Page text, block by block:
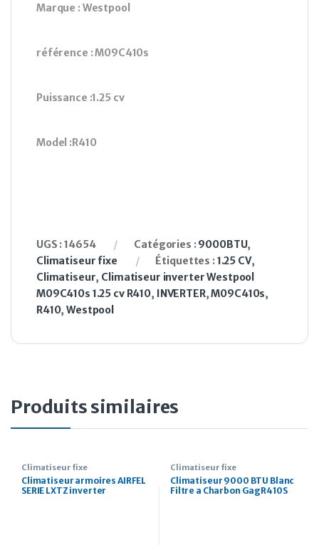
Marque : Westpool
référence : M09C410s
Puissance :1.25 cv
Model :R410
UGS :14654 Catégories :9000BTU,
Climatiseur fixe
Étiquettes :1.25 CV,
Climatiseur, Climatiseur inverter Westpool
M09C410s 1.25 cv R410, INVERTER,M09C410s,
R410,Westpool
Produits similaires
Climatiseur fixe
Climatiseur armoires AIRFEL
SERIE LXTZ inverter
Climatiseur fixe
Climatiseur 9000 BTU Blanc
Filtre a Charbon GagR410S